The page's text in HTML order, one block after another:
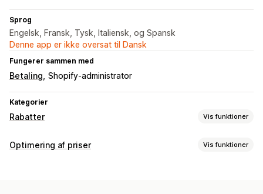
Sprog
Engelsk, Fransk, Tysk, Italiensk, og Spansk
Denne app er ikke oversat til Dansk
Fungerer sammen med
Betaling Shopify-administrator
Kategorier
Rabatter Vis funktioner
Rabattyper
Optimering af priser Vis funktioner